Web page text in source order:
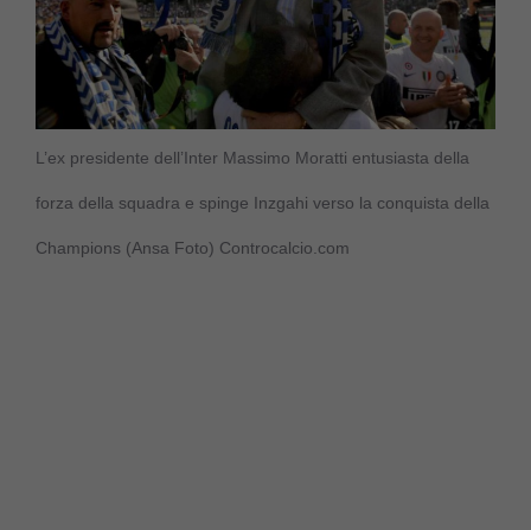
L’ex presidente dell’Inter Massimo Moratti entusiasta della
forza della squadra e spinge Inzgahi verso la conquista della
Champions (Ansa Foto) Controcalcio.com